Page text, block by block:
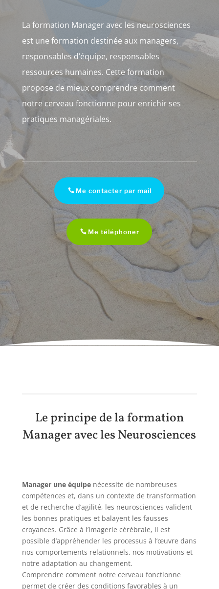
La formation Manager avec les neurosciences
est une formation destinée aux managers,
responsables d’équipe, responsables
ressources humaines. Cette formation
propose de mieux comprendre comment
notre cerveau fonctionne pour enrichir ses
pratiques managériales.
Me contacter par mail
Me téléphoner
Le principe de la formation
Manager avec les Neurosciences
Manager une équipenécessite de nombreuses
compétences et, dans un contexte de transformation
et de recherche d’agilité, les neurosciences valident
les bonnes pratiques et balayent les fausses
croyances. Grâce à l’imagerie cérébrale, il est
possible d’appréhender les processus à l’œuvre dans
nos comportements relationnels, nos motivations et
notre adaptation au changement.
Comprendre comment notre cerveau fonctionne
permet de créer des conditions favorables à un